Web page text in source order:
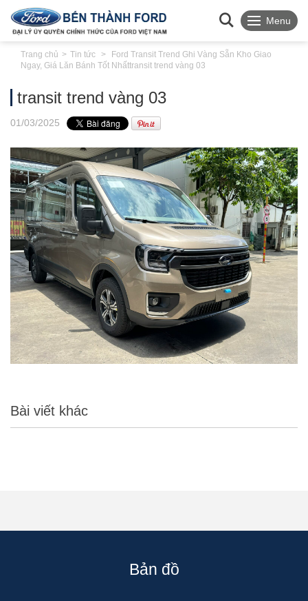
Menu
Trang chủ Tin tức
Ford Transit Trend Ghi Vàng Sẵn Kho Giao
Ngay, Giá Lăn Bánh Tốt Nhấttransit trend vàng 03
transit trend vàng 03
01/03/2025
Bài viết khác
Bản đồ